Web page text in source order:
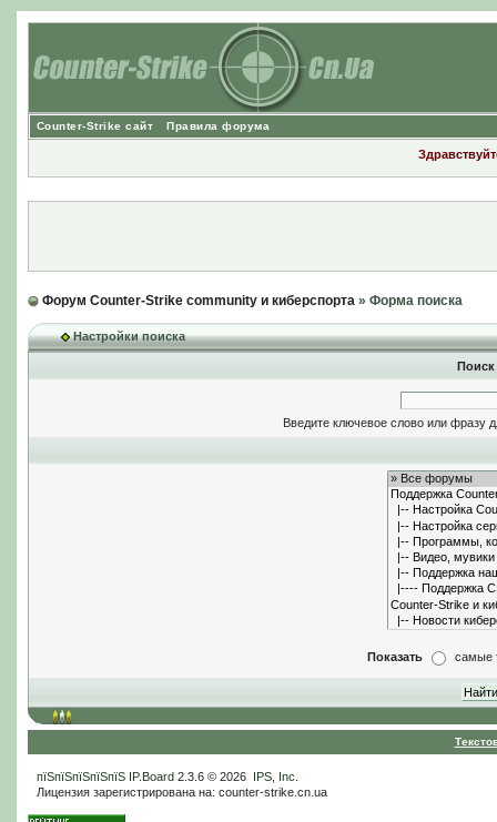
Counter-Strike сайт Правила форума
Форум Counter-Strike community и киберспорта» Форма поиска
Настройки поиска
Введите ключевое слово или фразу
Показать самые
пїЅпїЅпїЅпїЅпїЅ IP.Board2.3.6 © 2026 IPS, Inc
Лицензия зарегистрирована на: counter-strike.cn.ua